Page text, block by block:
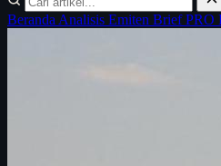
Beranda Analisis Emiten BriefPRO